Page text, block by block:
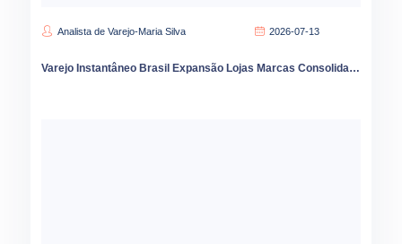
Analista de Varejo-Maria Silva 2026-07-13
Varejo Instantâneo Brasil Expansão Lojas Marcas Consolidação Liderança